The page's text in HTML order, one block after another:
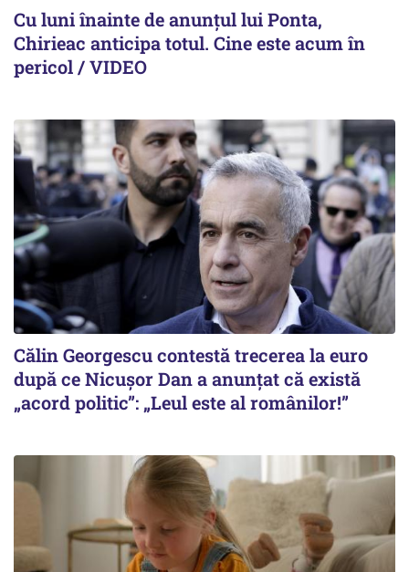
Cu luni înainte de anunțul lui Ponta,
Chirieac anticipa totul. Cine este acum în
pericol / VIDEO
Călin Georgescu contestă trecerea la euro
după ce Nicușor Dan a anunțat că există
„acord politic”: „Leul este al românilor!”